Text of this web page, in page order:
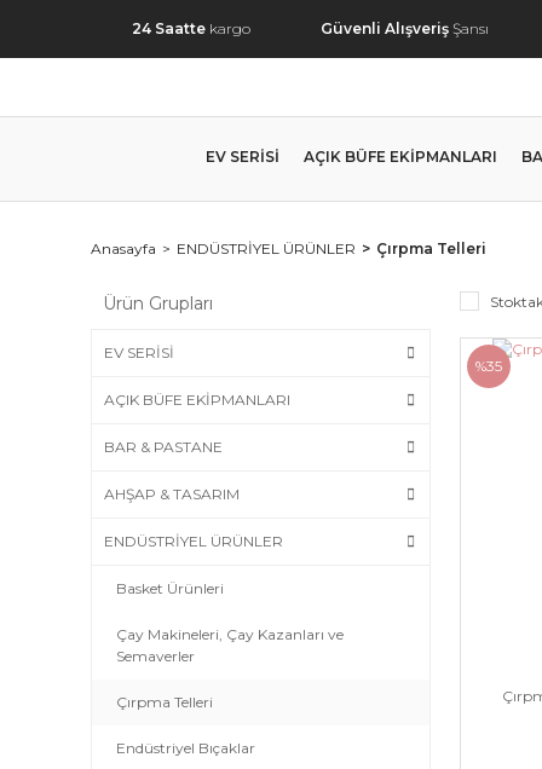
24 Saatte kargo Güvenli Alışveriş Şansı
EV SERİSİ AÇIK BÜFE EKİPMANLARI
Anasayfa ENDÜSTRİYEL ÜRÜNLER Çırpma Telleri
Ürün Grupları
EV SERİSİ
AÇIK BÜFE EKİPMANLARI
BAR & PASTANE
AHŞAP & TASARIM
ENDÜSTRİYEL ÜRÜNLER
Basket Ürünleri
Çay Makineleri, Çay Kazanları ve
Semaverler
Çırpma Telleri
Endüstriyel Bıçaklar
%35